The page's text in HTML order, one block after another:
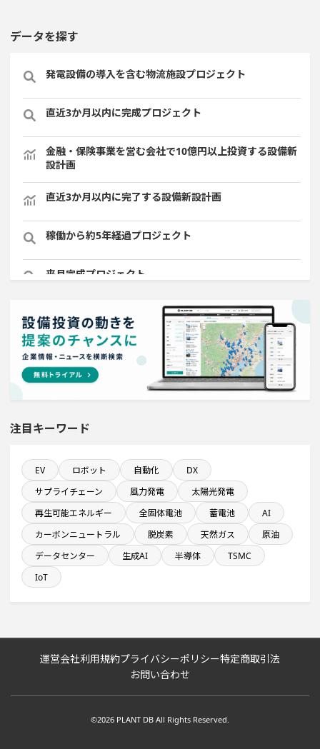
データを探す
発電設備の導入を含む物流施設プロジェクト
直近3か月以内に完成プロジェクト
金融・保険事業を営む会社で10億円以上投資する設備新
設計画
直近3か月以内に完了する設備新設計画
稼働から約5年経過プロジェクト
来月完成プロジェクト
稼働から約10年経過プロジェクト
平均臨時雇用人員数が100人以上の企業一覧
年間研究開発費が100億円以上の企業一覧
完成から約10年経過プロジェクト
年間設備投資額が100億円以上の企業一覧
食品卸に関するプロジェクト
情報通信事業を営む会社で10億円以上投資する設備新設
計画
1000億円以上投資する設備新設計画
システム投資一覧
注目キーワード
EV ロボット 自動化
DX
サプライチェーン
風力発電
太陽光発電
再生可能エネルギー
全固体電池 蓄電池
AI
カーボンニュートラル
脱炭素 天然ガス
原油
データセンター
生成AI 半導体
TSMC
IoT
運営会社利用規約プライバシーポリシー特定商取引法
お問い合わせ
©2026 PLANT DB All Rights Reserved.